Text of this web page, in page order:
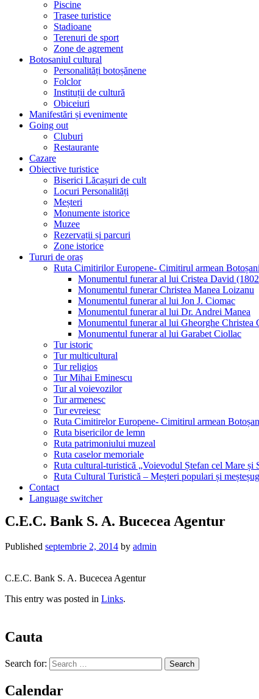
Piscine
Trasee turistice
Stadioane
Terenuri de sport
Zone de agrement
Botosaniul cultural
Personalități botoșănene
Folclor
Instituții de cultură
Obiceiuri
Manifestări și evenimente
Going out
Cluburi
Restaurante
Cazare
Obiective turistice
Biserici Lăcașuri de cult
Locuri Personalități
Meșteri
Monumente istorice
Muzee
Rezervații și parcuri
Zone istorice
Tururi de oraș
Ruta Cimitirilor Europene- Cimitirul armean Botoșani
Monumentul funerar al lui Cristea David
Monumentul funerar Christea Manea Loizanu
Monumentul funerar al lui Jon J. Ciomac
Monumentul funerar al lui Dr. Andrei Manea
Monumentul funerar al lui Gheorghe Christea
Monumentul funerar al lui Garabet Ciollac
Tur istoric
Tur multicultural
Tur religios
Tur Mihai Eminescu
Tur al voievozilor
Tur armenesc
Tur evreiesc
Ruta Cimitirelor Europene- Cimitirul armean
Ruta bisericilor de lemn
Ruta patrimoniului muzeal
Ruta caselor memoriale
Ruta cultural-turistică „Voievodul Ștefan cel Mare și
Ruta Cultural Turistică – Meșteri populari și
Contact
Language switcher
C.E.C. Bank S. A. Bucecea Agentur
Published septembrie 2, 2014 by admin
C.E.C. Bank S. A. Bucecea Agentur
This entry was posted in Links.
Cauta
Search for:
Calendar